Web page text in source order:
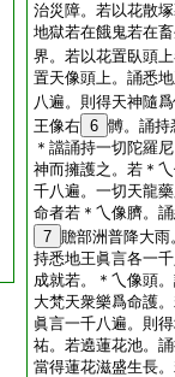
治災障。若以花散
地獄若在餓鬼若在
界。若以花置臥頭
置天像頭上。誦悉
八遍。則得天神隨
王像右 6 髆。誦持
＊譡誦持一切陀羅
神而擁護之。若＊
千八遍。一切天龍
命者若＊乀像臍。
7 贍部洲普降大
持悉地王眞言各一
成就若。＊乀像頭
大梵天衆樂爲命護
眞言一千八遍。則
祐。若遶蓮花池。
當得蓮花滋盛生長